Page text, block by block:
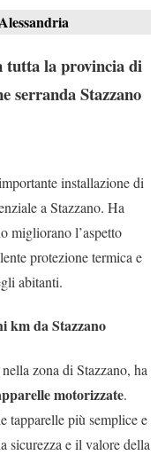
tutta la provincia di
serranda Stazzano
installazione di
a Stazzano. Ha
migliorano l’aspetto
protezione termica e
abitanti.
km da Stazzano
zona di Stazzano, ha
motorizzate.
tapparelle più semplice e
sicurezza e il valore della